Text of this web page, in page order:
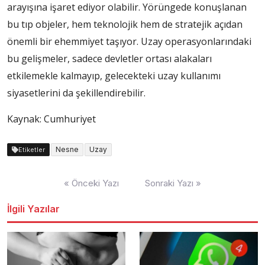
arayışına işaret ediyor olabilir. Yörüngede konuşlanan
bu tıp objeler, hem teknolojik hem de stratejik açıdan
önemli bir ehemmiyet taşıyor. Uzay operasyonlarındaki
bu gelişmeler, sadece devletler ortası alakaları
etkilemekle kalmayıp, gelecekteki uzay kullanımı
siyasetlerini da şekillendirebilir.
Kaynak: Cumhuriyet
Etiketler Nesne Uzay
« Önceki Yazı Sonraki Yazı »
İlgili Yazılar